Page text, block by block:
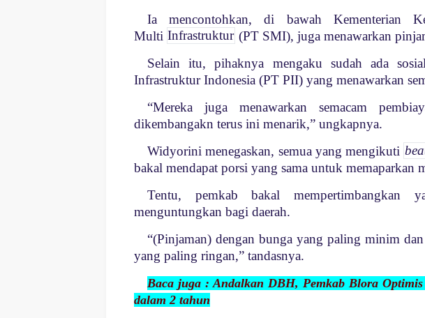
Ia mencontohkan, di bawah Kementerian
Multi Infrastruktur (PT SMI), juga menawarkan
Selain itu, pihaknya mengaku sudah ada
Infrastruktur Indonesia (PT PII) yang menawarkan
“Mereka juga menawarkan semacam
dikembangakn terus ini menarik,” ungkapnya.
Widyorini menegaskan, semua yang mengikuti
bakal mendapat porsi yang sama untuk memaparkan
Tentu, pemkab bakal mempertimbangkan
menguntungkan bagi daerah.
“(Pinjaman) dengan bunga yang paling minim
yang paling ringan,” tandasnya.
Baca juga : Andalkan DBH, Pemkab Blora
dalam 2 tahun